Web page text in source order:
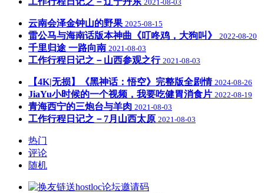
2021-08-03
云南会泽金钟山的野果 2025-08-15
雷公马与海南话版本神曲《叮咚鸡，大狗叫》 2022-08-20
千里归途 一路向南 2021-08-03
工作行程日记之－山西参观之行 2021-08-03
【4K|无损】《黑神话：悟空》完整版全剧情 2024-08-26
JiaYu小时候的一个视频，我要吃健胃消食片 2022-08-19
青海西宁的三炮台与羊肉 2021-08-03
工作行程日记之－7月山西太原 2021-08-03
热门
评论
随机